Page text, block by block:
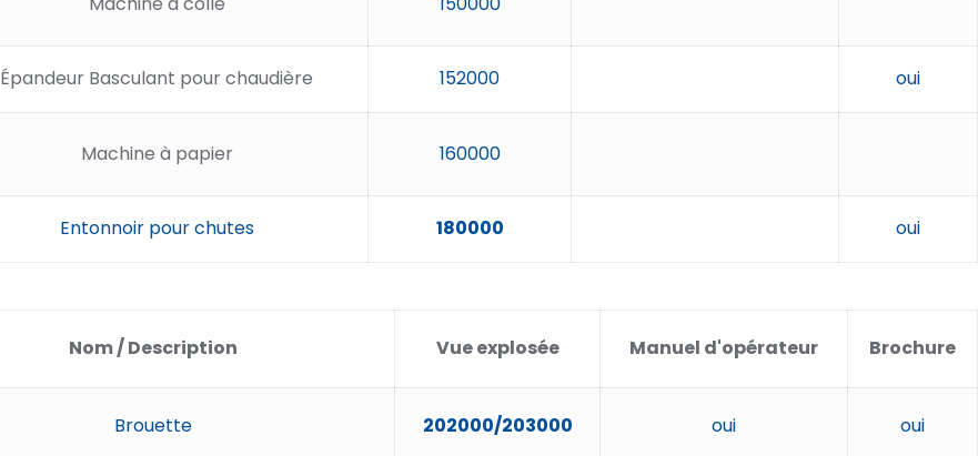
Épandeur Basculant pour chaudière 152000 oui
Machine à papier 160000
Entonnoir pour chutes 180000 oui
Nom / Description Vue explosée Manuel d'opérateur Brochure
Brouette 202000/203000 oui oui